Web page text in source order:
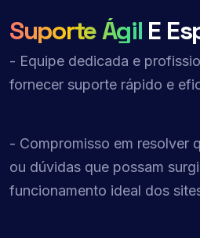
Suporte Ágil E
- Equipe dedicada e
fornecer suporte rápido e
- Compromisso em resolver
ou dúvidas que possam
funcionamento ideal dos